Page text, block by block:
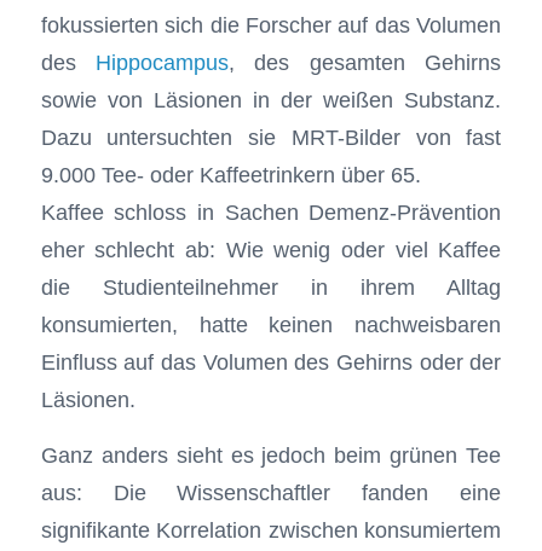
fokussierten sich die Forscher auf das Volumen
des Hippocampus, des gesamten Gehirns
sowie von Läsionen in der weißen Substanz.
Dazu untersuchten sie MRT-Bilder von fast
9.000 Tee- oder Kaffeetrinkern über 65.
Kaffee schloss in Sachen Demenz-Prävention
eher schlecht ab: Wie wenig oder viel Kaffee
die Studienteilnehmer in ihrem Alltag
konsumierten, hatte keinen nachweisbaren
Einfluss auf das Volumen des Gehirns oder der
Läsionen.
Ganz anders sieht es jedoch beim grünen Tee
aus: Die Wissenschaftler fanden eine
signifikante Korrelation zwischen konsumiertem